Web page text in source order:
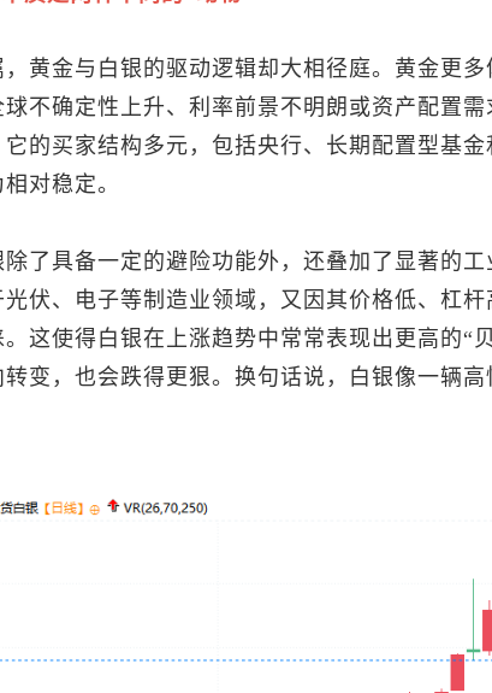
黄金与白银的驱动逻辑却大相径庭。黄金更
不确定性上升、利率前景不明朗或资产配置
的买家结构多元，包括央行、长期配置型基
对稳定。
了具备一定的避险功能外，还叠加了显著的
伏、电子等制造业领域，又因其价格低、杠
。这使得白银在上涨趋势中常常表现出更高的
变，也会跌得更狠。换句话说，白银像一辆高